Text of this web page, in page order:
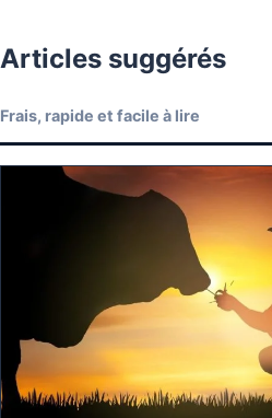
Articles suggérés
Frais, rapide et facile à lire